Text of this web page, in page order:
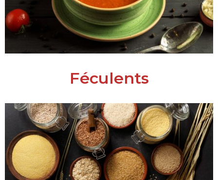
Féculents